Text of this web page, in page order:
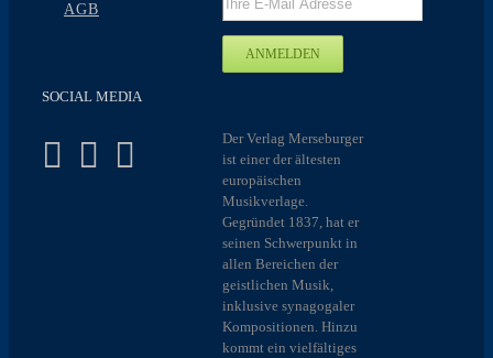
AGB
SOCIAL MEDIA
Der Verlag Merseburger
ist einer der ältesten
europäischen
Musikverlage.
Gegründet 1837, hat er
seinen Schwerpunkt in
allen Bereichen der
geistlichen Musik,
inklusive synagogaler
Kompositionen. Hinzu
kommt ein vielfältiges